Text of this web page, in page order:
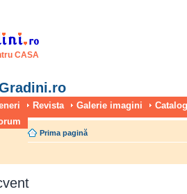
CASA
Revista Galerie imagini
Prima pagină